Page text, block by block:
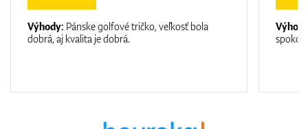
Výhody: Pánske golfové tričko, veľkosť bola
dobrá, aj kvalita je dobrá.